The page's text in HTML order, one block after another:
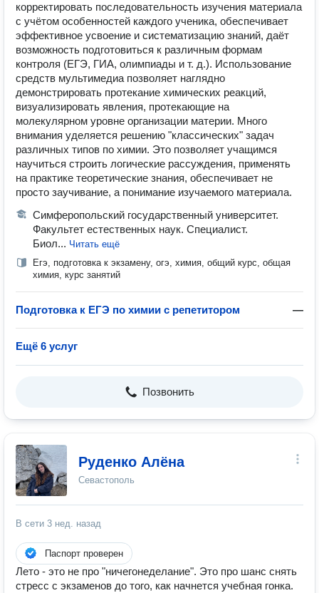
корректировать последовательность изучения материала
с учётом особенностей каждого ученика, обеспечивает
эффективное усвоение и систематизацию знаний, даёт
возможность подготовиться к различным формам
контроля (ЕГЭ, ГИА, олимпиады и т. д.). Использование
средств мультимедиа позволяет наглядно
демонстрировать протекание химических реакций,
визуализировать явления, протекающие на
молекулярном уровне организации материи. Много
внимания уделяется решению "классических" задач
различных типов по химии. Это позволяет учащимся
научиться строить логические рассуждения, применять
на практике теоретические знания, обеспечивает не
просто заучивание, а понимание изучаемого материала.
Симферопольский государственный университет.
Факультет естественных наук. Специалист.
Биол... Читать ещё
Егэ, подготовка к экзамену, огэ, химия, общий курс, общая
химия, курс занятий
Подготовка к ЕГЭ по химии с репетитором —
Ещё 6 услуг
Позвонить
Руденко Алёна
Севастополь
В сети 3 нед. назад
Паспорт проверен
Лето - это не про "ничегонеделание". Это про шанс снять
стресс с экзаменов до того, как начнется учебная гонка.